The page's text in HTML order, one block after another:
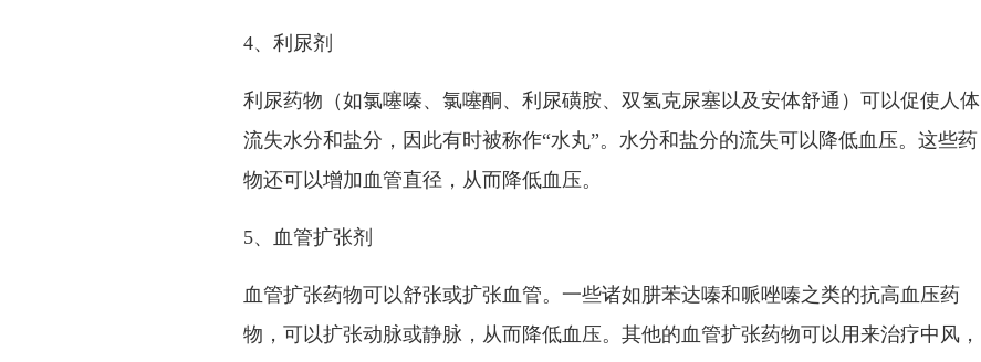
4、利尿剂
利尿药物（如氯噻嗪、氯噻酮、利尿磺胺、双氢克尿塞以及安体舒通）可以促使人体
流失水分和盐分，因此有时被称作“水丸”。水分和盐分的流失可以降低血压。这些药
物还可以增加血管直径，从而降低血压。
5、血管扩张剂
血管扩张药物可以舒张或扩张血管。一些诸如肼苯达嗪和哌唑嗪之类的抗高血压药
物，可以扩张动脉或静脉，从而降低血压。其他的血管扩张药物可以用来治疗中风，